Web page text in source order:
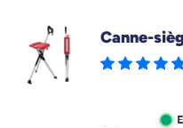
Canne-